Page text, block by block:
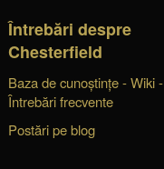
Întrebări despre
Chesterfield
Baza de cunoștințe - Wiki -
Întrebări frecvente
Postări pe blog